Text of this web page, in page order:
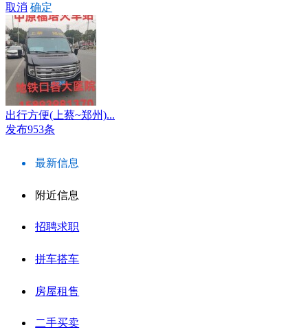
取消 确定
出行方便(上蔡~郑州)...
发布953条
最新信息
附近信息
招聘求职
拼车搭车
房屋租售
二手买卖